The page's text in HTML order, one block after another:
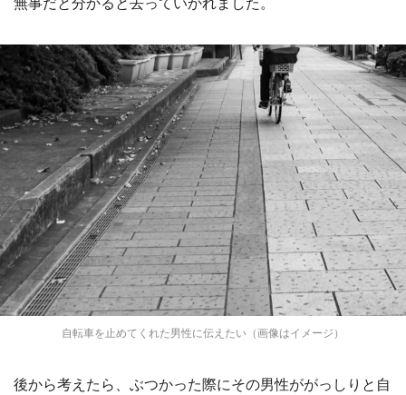
自転車を止めてくれた男性に伝えたい（画像はイメージ）
後から考えたら、ぶつかった際にその男性ががっしりと自